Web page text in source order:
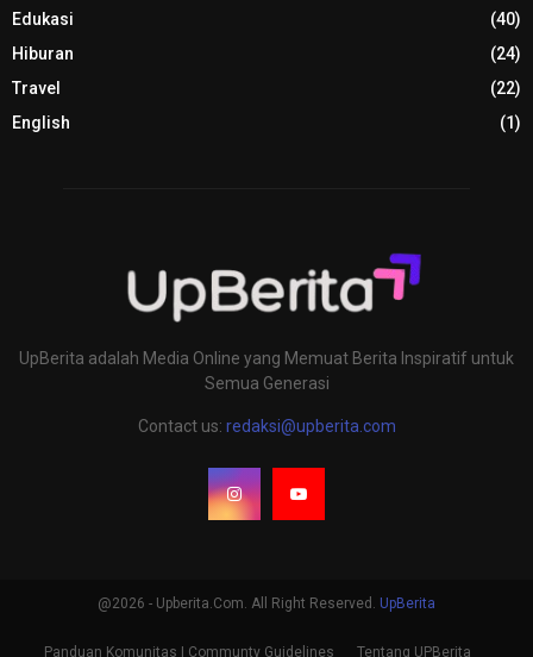
Edukasi
(40)
Hiburan
(24)
Travel
(22)
English
(1)
UpBerita adalah Media Online yang Memuat Berita Inspiratif untuk
Semua Generasi
Contact us: redaksi@upberita.com
@2026 - Upberita.Com. All Right Reserved. UpBerita
Panduan Komunitas | Communty Guidelines Tentang UPBerita